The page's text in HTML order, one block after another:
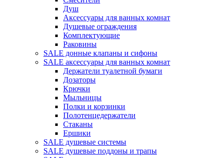
Душ
Аксессуары для ванных комнат
Душевые ограждения
Комплектующие
Раковины
SALE донные клапаны и сифоны
SALE аксессуары для ванных комнат
Держатели туалетной бумаги
Дозаторы
Крючки
Мыльницы
Полки и корзинки
Полотенцедержатели
Стаканы
Ершики
SALE душевые системы
SALE душевые поддоны и трапы